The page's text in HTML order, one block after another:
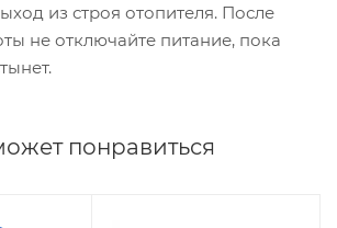
из строя отопителя. После
не отключайте питание, пока
понравиться